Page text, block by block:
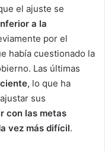
el ajuste se
a la
por el
había cuestionado la
Las últimas
, lo que ha
sus
con las metas
vez más difícil.